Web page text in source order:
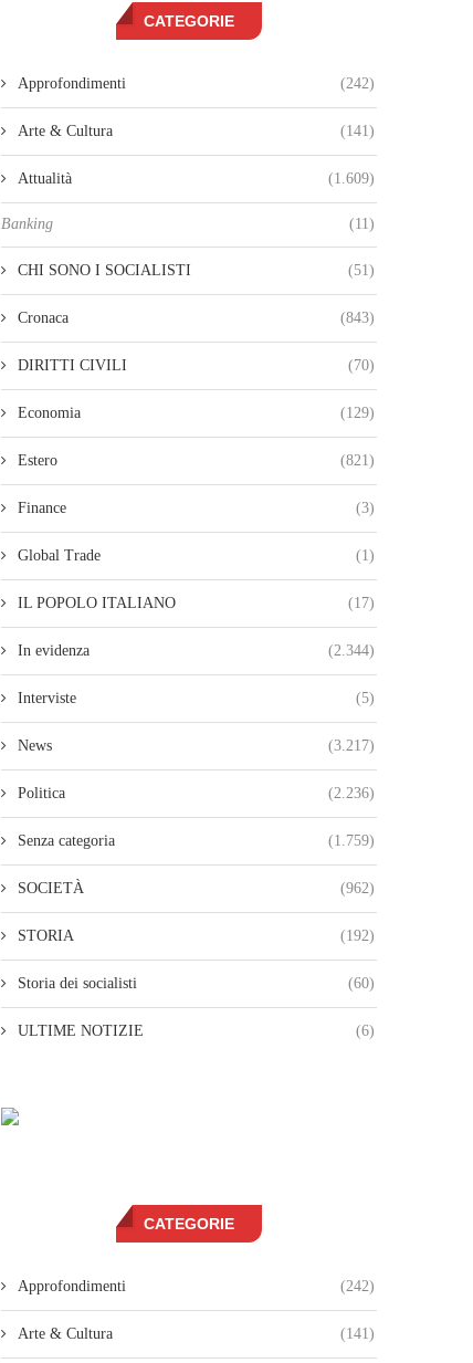
CATEGORIE
Approfondimenti (242)
Arte & Cultura (141)
Attualità (1.609)
Banking (11)
CHI SONO I SOCIALISTI (51)
Cronaca (843)
DIRITTI CIVILI (70)
Economia (129)
Estero (821)
Finance (3)
Global Trade (1)
IL POPOLO ITALIANO (17)
In evidenza (2.344)
Interviste (5)
News (3.217)
Politica (2.236)
Senza categoria (1.759)
SOCIETÀ (962)
STORIA (192)
Storia dei socialisti (60)
ULTIME NOTIZIE (6)
CATEGORIE
Approfondimenti (242)
Arte & Cultura (141)